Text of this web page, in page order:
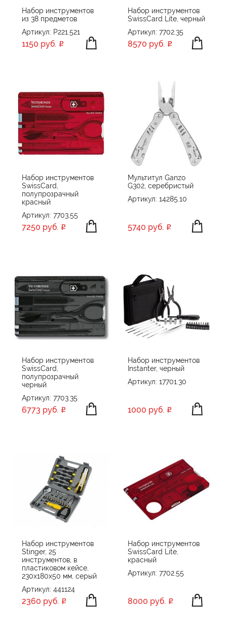
Набор инструментов
из 38 предметов
Артикул: P221.521
1150 руб.
Набор инструментов
SwissCard Lite, черный
Артикул: 7702.35
8570 руб.
Набор инструментов
SwissCard,
полупрозрачный
красный
Артикул: 7703.55
7250 руб.
Мультитул Ganzo
G302, серебристый
Артикул: 14285.10
5740 руб.
Набор инструментов
SwissCard,
полупрозрачный
черный
Артикул: 7703.35
6773 руб.
Набор инструментов
Instanter, черный
Артикул: 17701.30
1000 руб.
Набор инструментов
Stinger, 25
инструментов, в
пластиковом кейсе,
230x180x50 мм, серый
Артикул: 441124
2360 руб.
Набор инструментов
SwissCard Lite,
красный
Артикул: 7702.55
8000 руб.